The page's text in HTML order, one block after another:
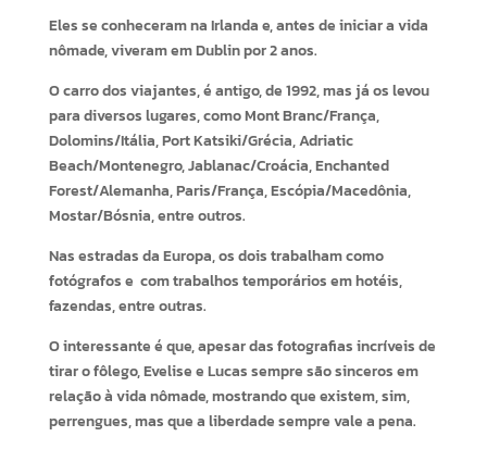
Eles se conheceram na Irlanda e, antes de iniciar a vida
nômade, viveram em Dublin por 2 anos.
O carro dos viajantes, é antigo, de 1992, mas já os levou
para diversos lugares, como Mont Branc/França,
Dolomins/Itália, Port Katsiki/Grécia, Adriatic
Beach/Montenegro, Jablanac/Croácia, Enchanted
Forest/Alemanha, Paris/França, Escópia/Macedônia,
Mostar/Bósnia, entre outros.
Nas estradas da Europa, os dois trabalham como
fotógrafos e com trabalhos temporários em hotéis,
fazendas, entre outras.
O interessante é que, apesar das fotografias incríveis de
tirar o fôlego, Evelise e Lucas sempre são sinceros em
relação à vida nômade, mostrando que existem, sim,
perrengues, mas que a liberdade sempre vale a pena.